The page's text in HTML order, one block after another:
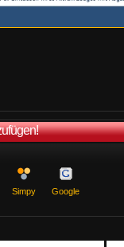
Simpy Google